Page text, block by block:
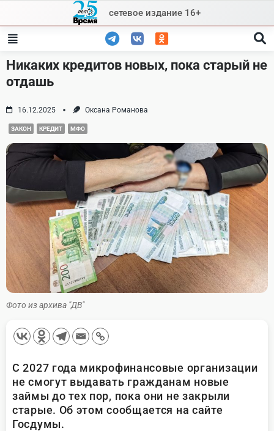
content
сетевое издание 16+
Никаких кредитов новых, пока старый не
отдашь
16.12.2025 Оксана Романова
ЗАКОН КРЕДИТ МФО
Фото из архива "ДВ"
С 2027 года микрофинансовые организации
не смогут выдавать гражданам новые
займы до тех пор, пока они не закрыли
старые. Об этом сообщается на сайте
Госдумы.